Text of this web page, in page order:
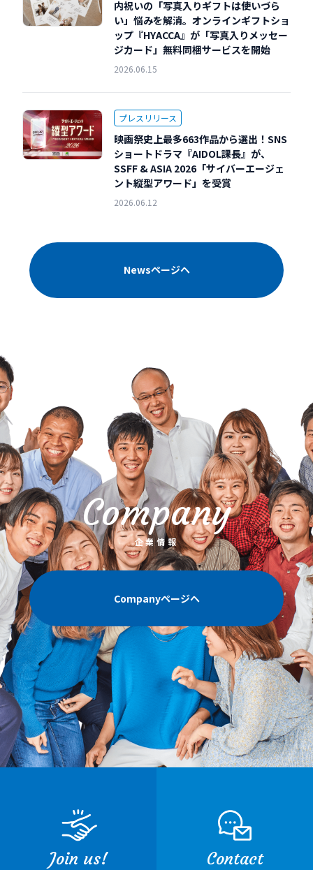
内祝いの「写真入りギフトは使いづら
い」悩みを解消。オンラインギフトショ
ップ『HYACCA』が「写真入りメッセー
ジカード」無料同梱サービスを開始
2026.06.15
プレスリリース
映画祭史上最多663作品から選出！SNS
ショートドラマ『AIDOL課長』が、
SSFF & ASIA 2026「サイバーエージェ
ント縦型アワード」を受賞
2026.06.12
Newsページヘ
Company
企業情報
Companyページヘ
Join us! Contact